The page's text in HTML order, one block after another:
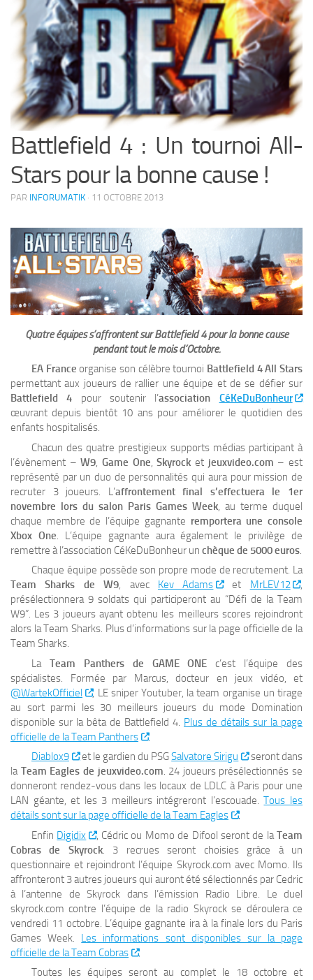
Battlefield 4 : Un tournoi All-
Stars pour la bonne cause !
PAR INFORUMATIK · 11 OCTOBRE 2013
Quatre équipes s’affrontent sur Battlefield 4 pour la bonne cause
pendant tout le mois d’Octobre.
EA France organise son célèbre tournoi Battlefield 4 All Stars
permettant aux joueurs de rallier une équipe et de se défier sur
Battlefield 4 pour soutenir l’association CéKeDuBonheur
œuvrant depuis bientôt 10 ans pour améliorer le quotidien des
enfants hospitalisés.
Chacun des quatre prestigieux supports médias participant à
l’évènement –W9, Game One, Skyrocket jeuxvideo.com – est
représenté par un duo de personnalités qui aura pour mission de
recruter 3 joueurs. L’affrontement final s’effectuera le 1er
novembre lors du salon Paris Games Week, au terme duquel
chaque membre de l’équipe gagnante remportera une console
Xbox One. L’équipe gagnante aura également le privilège de
remettre à l’association CéKeDuBonheur un chèque de 5000 euros.
Chaque équipe possède son propre mode de recrutement. La
Team Sharks de W9, avec Kev Adams et MrLEV12
,
présélectionnera 9 soldats qui participeront au “Défi de la Team
W9”. Les 3 joueurs ayant obtenu les meilleurs scores rejoindront
alors la Team Sharks. Plus d’informations sur la page officielle de la
Team Sharks.
La Team Panthers de GAME ONE c’est l’équipe des
spécialistes. Formée par Marcus, docteur en jeux vidéo, et
@WartekOfficiel
, LE sniper Youtuber, la team organise un tirage
au sort parmi les 30 meilleurs joueurs du mode Domination
disponible sur la bêta de Battlefield 4. Plus de détails sur la page
officielle de la Team Panthers
.
Diablox9
et le gardien du PSGSalvatore Sirigu
seront dans
la Team Eagles de jeuxvideo.com. 24 joueurs présélectionnés se
donneront rendez-vous dans les locaux de LDLC à Paris pour une
LAN géante, et les 3 meilleurs intégreront l’escouade.Tous les
détails sont sur la page officielle de la Team Eagles
.
Enfin Digidix , Cédric ou Momo de Difool seront de laTeam
Cobras de Skyrock. 3 recrues seront choisies grâce à un
questionnaire et rejoindront l’équipe Skyrock.com avec Momo. Ils
affronteront 3 autres joueurs qui auront été sélectionnés par Cedric
à l’antenne de Skyrock dans l’émission Radio Libre. Le duel
skyrock.com contre l’équipe de la radio Skyrock se déroulera ce
vendredi 11 octobre. L’équipe gagnante ira à la finale lors du Paris
Games Week. Les informations sont disponibles sur la page
officielle de la Team Cobras
.
Toutes les équipes seront au complet le 18 octobre et